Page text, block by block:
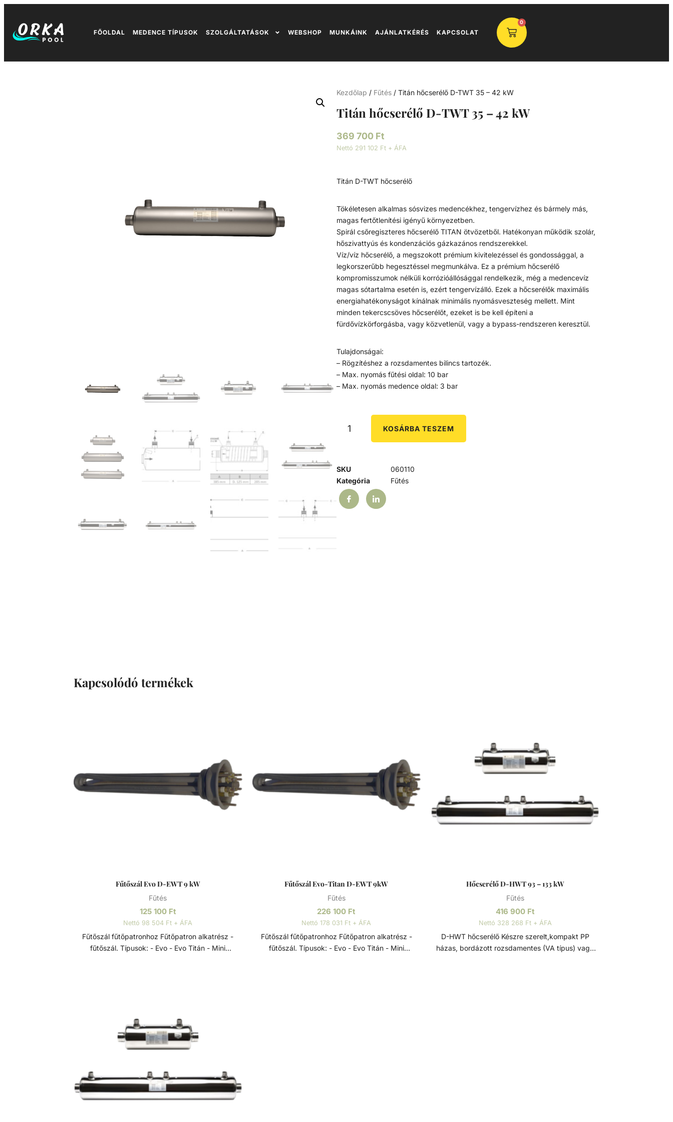
FŐOLDAL MEDENCE TÍPUSOK SZOLGÁLTATÁSOK WEBSHOP MUNKÁINK AJÁNLATKÉRÉS KAPCSOLAT
0
Kezdőlap / Fűtés / Titán hőcserélő D-TWT 35 – 42 kW
Titán hőcserélő D-TWT 35 – 42 kW
369 700 Ft
Nettó 291 102 Ft + ÁFA
Titán D-TWT hőcserélő
Tökéletesen alkalmas sósvizes medencékhez, tengervízhez és bármely más,
magas fertőtlenítési igényű környezetben.
Spirál csőregiszteres hőcserélő TITAN ötvözetből. Hatékonyan működik szolár,
hőszivattyús és kondenzációs gázkazános rendszerekkel.
Víz/víz hőcserélő, a megszokott prémium kivitelezéssel és gondossággal, a
legkorszerűbb hegesztéssel megmunkálva. Ez a prémium hőcserélő
kompromisszumok nélküli korrózióállósággal rendelkezik, még a medencevíz
magas sótartalma esetén is, ezért tengervízálló. Ezek a hőcserélők maximális
energiahatékonyságot kínálnak minimális nyomásveszteség mellett. Mint
minden tekercscsöves hőcserélőt, ezeket is be kell építeni a
fürdővízkörforgásba, vagy közvetlenül, vagy a bypass-rendszeren keresztül.
Tulajdonságai:
– Rögzítéshez a rozsdamentes bilincs tartozék.
– Max. nyomás fűtési oldal: 10 bar
– Max. nyomás medence oldal: 3 bar
KOSÁRBA TESZEM
SKU
060110
Kategória
Fűtés
Kapcsolódó termékek
Fűtőszál Evo D-EWT 9 kW
Fűtés
125 100 Ft
Nettó 98 504 Ft + ÁFA
Fűtőszál fűtőpatronhoz Fűtőpatron alkatrész -
fűtőszál. Típusok: - Evo - Evo Titán - Mini
rendkívül korrózióálló fűtőrudakkal, rendkívül
sokoldalúan alkalmazhatók - úszómedencék,
pezsgőfürdők és hasonló létesítmények fűtésére.
Fűtőszál Evo-Titan D-EWT 9kW
Fűtés
226 100 Ft
Nettó 178 031 Ft + ÁFA
Fűtőszál fűtőpatronhoz Fűtőpatron alkatrész -
fűtőszál. Típusok: - Evo - Evo Titán - Mini
Hőcserélő D-HWT 93 – 133 kW
Fűtés
416 900 Ft
Nettó 328 268 Ft + ÁFA
D-HWT hőcserélő Készre szerelt,kompakt PP
házas, bordázott rozsdamentes (VA típus) vagy